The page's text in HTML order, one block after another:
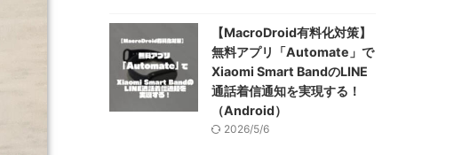
【MacroDroid有料化対策】
無料アプリ「Automate」で
Xiaomi Smart BandのLINE
通話着信通知を実現する！
（Android）
2026/5/6